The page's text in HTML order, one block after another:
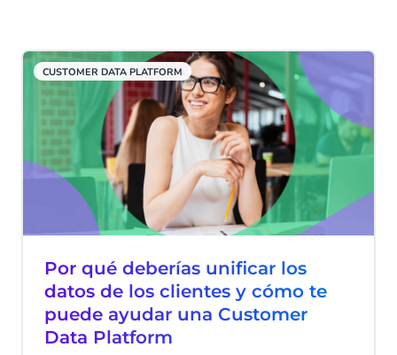
CUSTOMER DATA PLATFORM
Por qué deberías unificar los
datos de los clientes y cómo te
puede ayudar una Customer
Data Platform